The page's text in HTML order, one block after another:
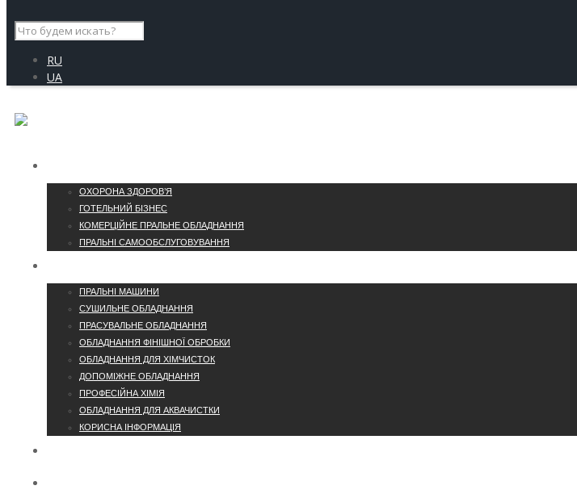
RU
UA
ОХОРОНА ЗДОРОВ’Я
ГОТЕЛЬНИЙ БІЗНЕС
КОМЕРЦІЙНЕ ПРАЛЬНЕ ОБЛАДНАННЯ
ПРАЛЬНІ САМООБСЛУГОВУВАННЯ
ПРАЛЬНІ МАШИНИ
СУШИЛЬНЕ ОБЛАДНАННЯ
ПРАСУВАЛЬНЕ ОБЛАДНАННЯ
ОБЛАДНАННЯ ФІНІШНОЇ ОБРОБКИ
ОБЛАДНАННЯ ДЛЯ ХІМЧИСТОК
ДОПОМІЖНЕ ОБЛАДНАННЯ
ПРОФЕСІЙНА ХІМІЯ
ОБЛАДНАННЯ ДЛЯ АКВАЧИСТКИ
КОРИСНА ІНФОРМАЦІЯ